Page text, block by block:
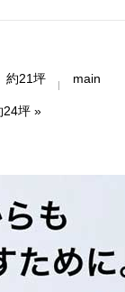
約21坪 main
坪»